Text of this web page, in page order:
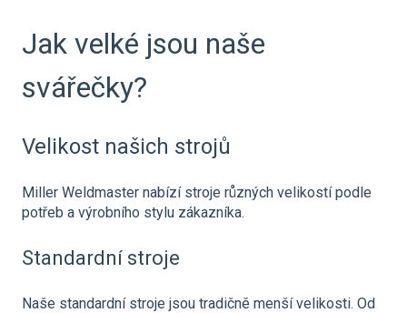
Jak velké jsou naše
svářečky?
Velikost našich strojů
Miller Weldmaster nabízí stroje různých velikostí podle
potřeb a výrobního stylu zákazníka.
Standardní stroje
Naše standardní stroje jsou tradičně menší velikosti. Od